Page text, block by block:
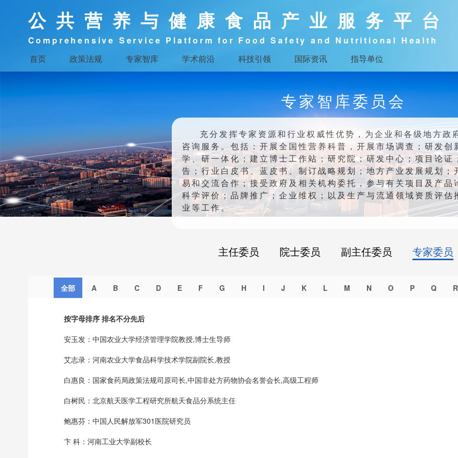
公共营养与健康食品产业服务平台
Comprehensive Service Platform for Food Safety and Nutritional Health
首页
政策法规 专家智库 学术前沿 科技引领 国际资讯 指导单位
专家智库委员会
充分发挥专家资源和行业权威性优势，为企业和各级地方政
咨询服务。包括：开展全国性营养科普，开展市场调查；研发创
学、研一体化；建立博士工作站；研究院；研发中心；项目论证
告；行业白皮书、蓝皮书、制订战略规划；地方产业发展规划；
易和交流合作；接受政府及相关机构委托，参与有关项目及产品
科学评价；品牌推广；企业维权；以及生产与流通领域资质评估
业等工作。
主任委员 院士委员 副主任委员 专家委员
全部 A B C D E F G H I J K L M N O P Q R
按字母排序 排名不分先后
安玉发：中国农业大学经济管理学院教授,博士生导师
艾志录：河南农业大学食品科学技术学院副院长,教授
白惠良：国家食药局政策法规司原司长,中国非处方药物协会名誉会长,高级工程师
白树民：北京航天医学工程研究所航天食品分系统主任
鲍惠芬：中国人民解放军301医院研究员
卞 科：河南工业大学副校长